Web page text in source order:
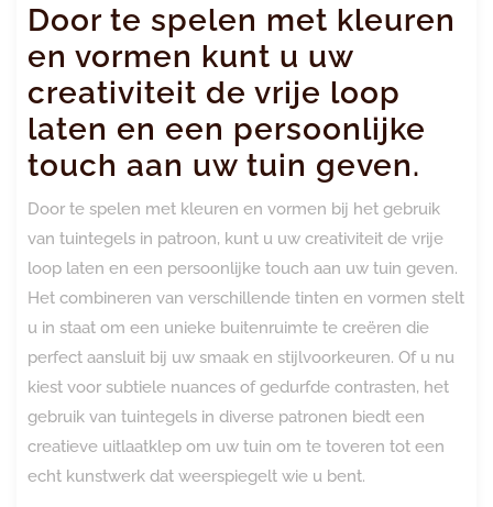
Door te spelen met kleuren
en vormen kunt u uw
creativiteit de vrije loop
laten en een persoonlijke
touch aan uw tuin geven.
Door te spelen met kleuren en vormen bij het gebruik
van tuintegels in patroon, kunt u uw creativiteit de vrije
loop laten en een persoonlijke touch aan uw tuin geven.
Het combineren van verschillende tinten en vormen stelt
u in staat om een unieke buitenruimte te creëren die
perfect aansluit bij uw smaak en stijlvoorkeuren. Of u nu
kiest voor subtiele nuances of gedurfde contrasten, het
gebruik van tuintegels in diverse patronen biedt een
creatieve uitlaatklep om uw tuin om te toveren tot een
echt kunstwerk dat weerspiegelt wie u bent.